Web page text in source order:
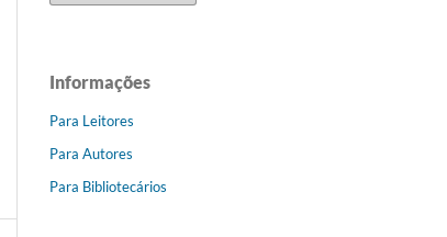
Informações
Para Leitores
Para Autores
Para Bibliotecários